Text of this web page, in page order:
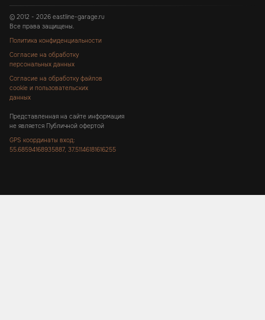
© 2012 - 2026 eastline-garage.ru
Все права защищены.
Политика конфиденциальности
Согласие на обработку
персональных данных
Согласие на обработку файлов
cookie и пользовательских
данных
Представленная на сайте информация
не является Публичной офертой
GPS координаты вход:
55.68594168935887, 37.51146181616255